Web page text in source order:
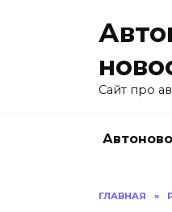
Сайт про
ГЛАВНАЯ »